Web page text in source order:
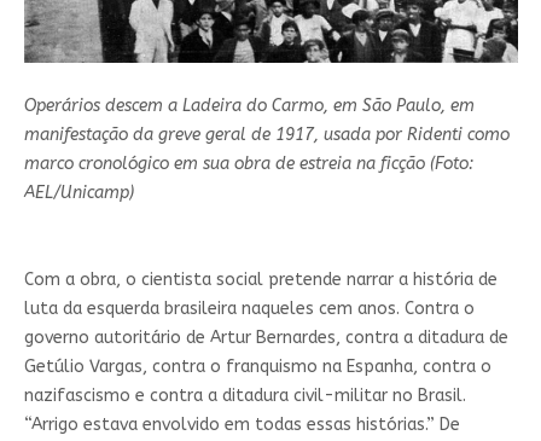
Operários descem a Ladeira do Carmo, em São Paulo, em
manifestação da greve geral de 1917, usada por Ridenti como
marco cronológico em sua obra de estreia na ficção (Foto:
AEL/Unicamp)
Com a obra, o cientista social pretende narrar a história de
luta da esquerda brasileira naqueles cem anos. Contra o
governo autoritário de Artur Bernardes, contra a ditadura de
Getúlio Vargas, contra o franquismo na Espanha, contra o
nazifascismo e contra a ditadura civil-militar no Brasil.
“Arrigo estava envolvido em todas essas histórias.” De